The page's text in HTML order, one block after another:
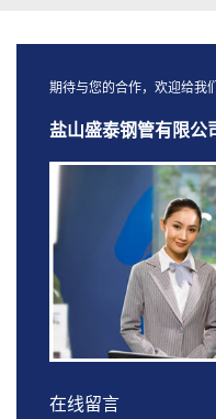
期待与您的合作，欢迎给我
盐山盛泰钢管有限公
在线留言